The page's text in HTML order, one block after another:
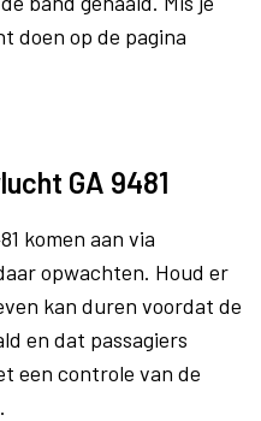
doen op de pagina
GA 9481
komen aan via
opwachten. Houd er
kan duren voordat de
en dat passagiers
een controle van de